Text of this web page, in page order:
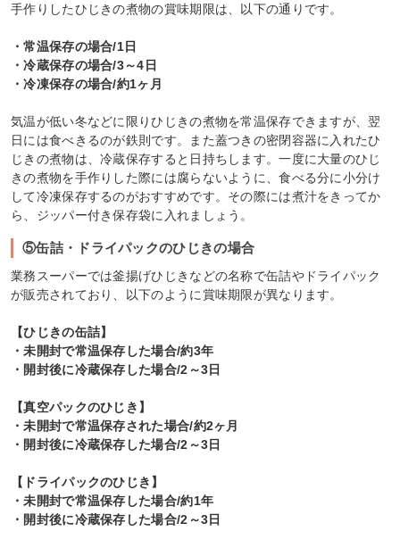
手作りしたひじきの煮物の賞味期限は、以下の通りです。
・常温保存の場合/1日
・冷蔵保存の場合/3～4日
・冷凍保存の場合/約1ヶ月
気温が低い冬などに限りひじきの煮物を常温保存できますが、翌
日には食べきるのが鉄則です。また蓋つきの密閉容器に入れたひ
じきの煮物は、冷蔵保存すると日持ちします。一度に大量のひじ
きの煮物を手作りした際には腐らないように、食べる分に小分け
して冷凍保存するのがおすすめです。その際には煮汁をきってか
ら、ジッパー付き保存袋に入れましょう。
⑤缶詰・ドライパックのひじきの場合
業務スーパーでは釜揚げひじきなどの名称で缶詰やドライパック
が販売されており、以下のように賞味期限が異なります。
【ひじきの缶詰】
・未開封で常温保存した場合/約3年
・開封後に冷蔵保存した場合/2～3日
【真空パックのひじき】
・未開封で常温保存された場合/約2ヶ月
・開封後に冷蔵保存した場合/2～3日
【ドライパックのひじき】
・未開封で常温保存した場合/約1年
・開封後に冷蔵保存した場合/2～3日